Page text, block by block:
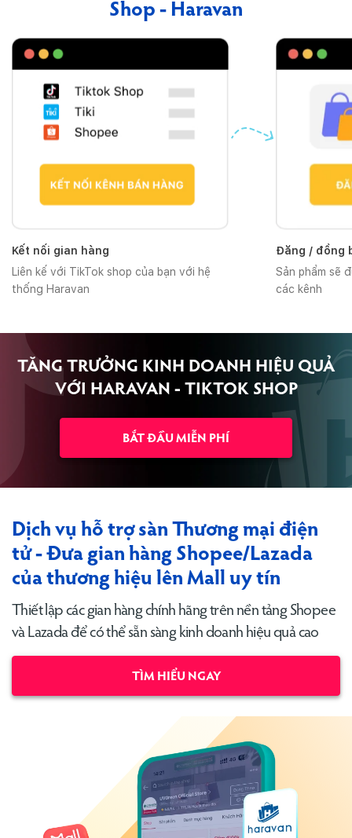
Shop - Haravan
Kết nối gian hàng
Liên kế với TikTok shop của bạn với hệ
thống Haravan
Đăng / đồng
Sản phẩm sẽ
các kênh
TĂNG TRƯỞNG KINH DOANH HIỆU QUẢ
VỚI HARAVAN - TIKTOK SHOP
BẮT ĐẦU MIỄN PHÍ
Dịch vụ hỗ trợ sàn Thương mại điện
tử - Đưa gian hàng Shopee/Lazada
của thương hiệu lên Mall uy tín
Thiết lập các gian hàng chính hãng trên nền tảng Shopee
và Lazada để có thể sẵn sàng kinh doanh hiệu quả cao
TÌM HIỂU NGAY